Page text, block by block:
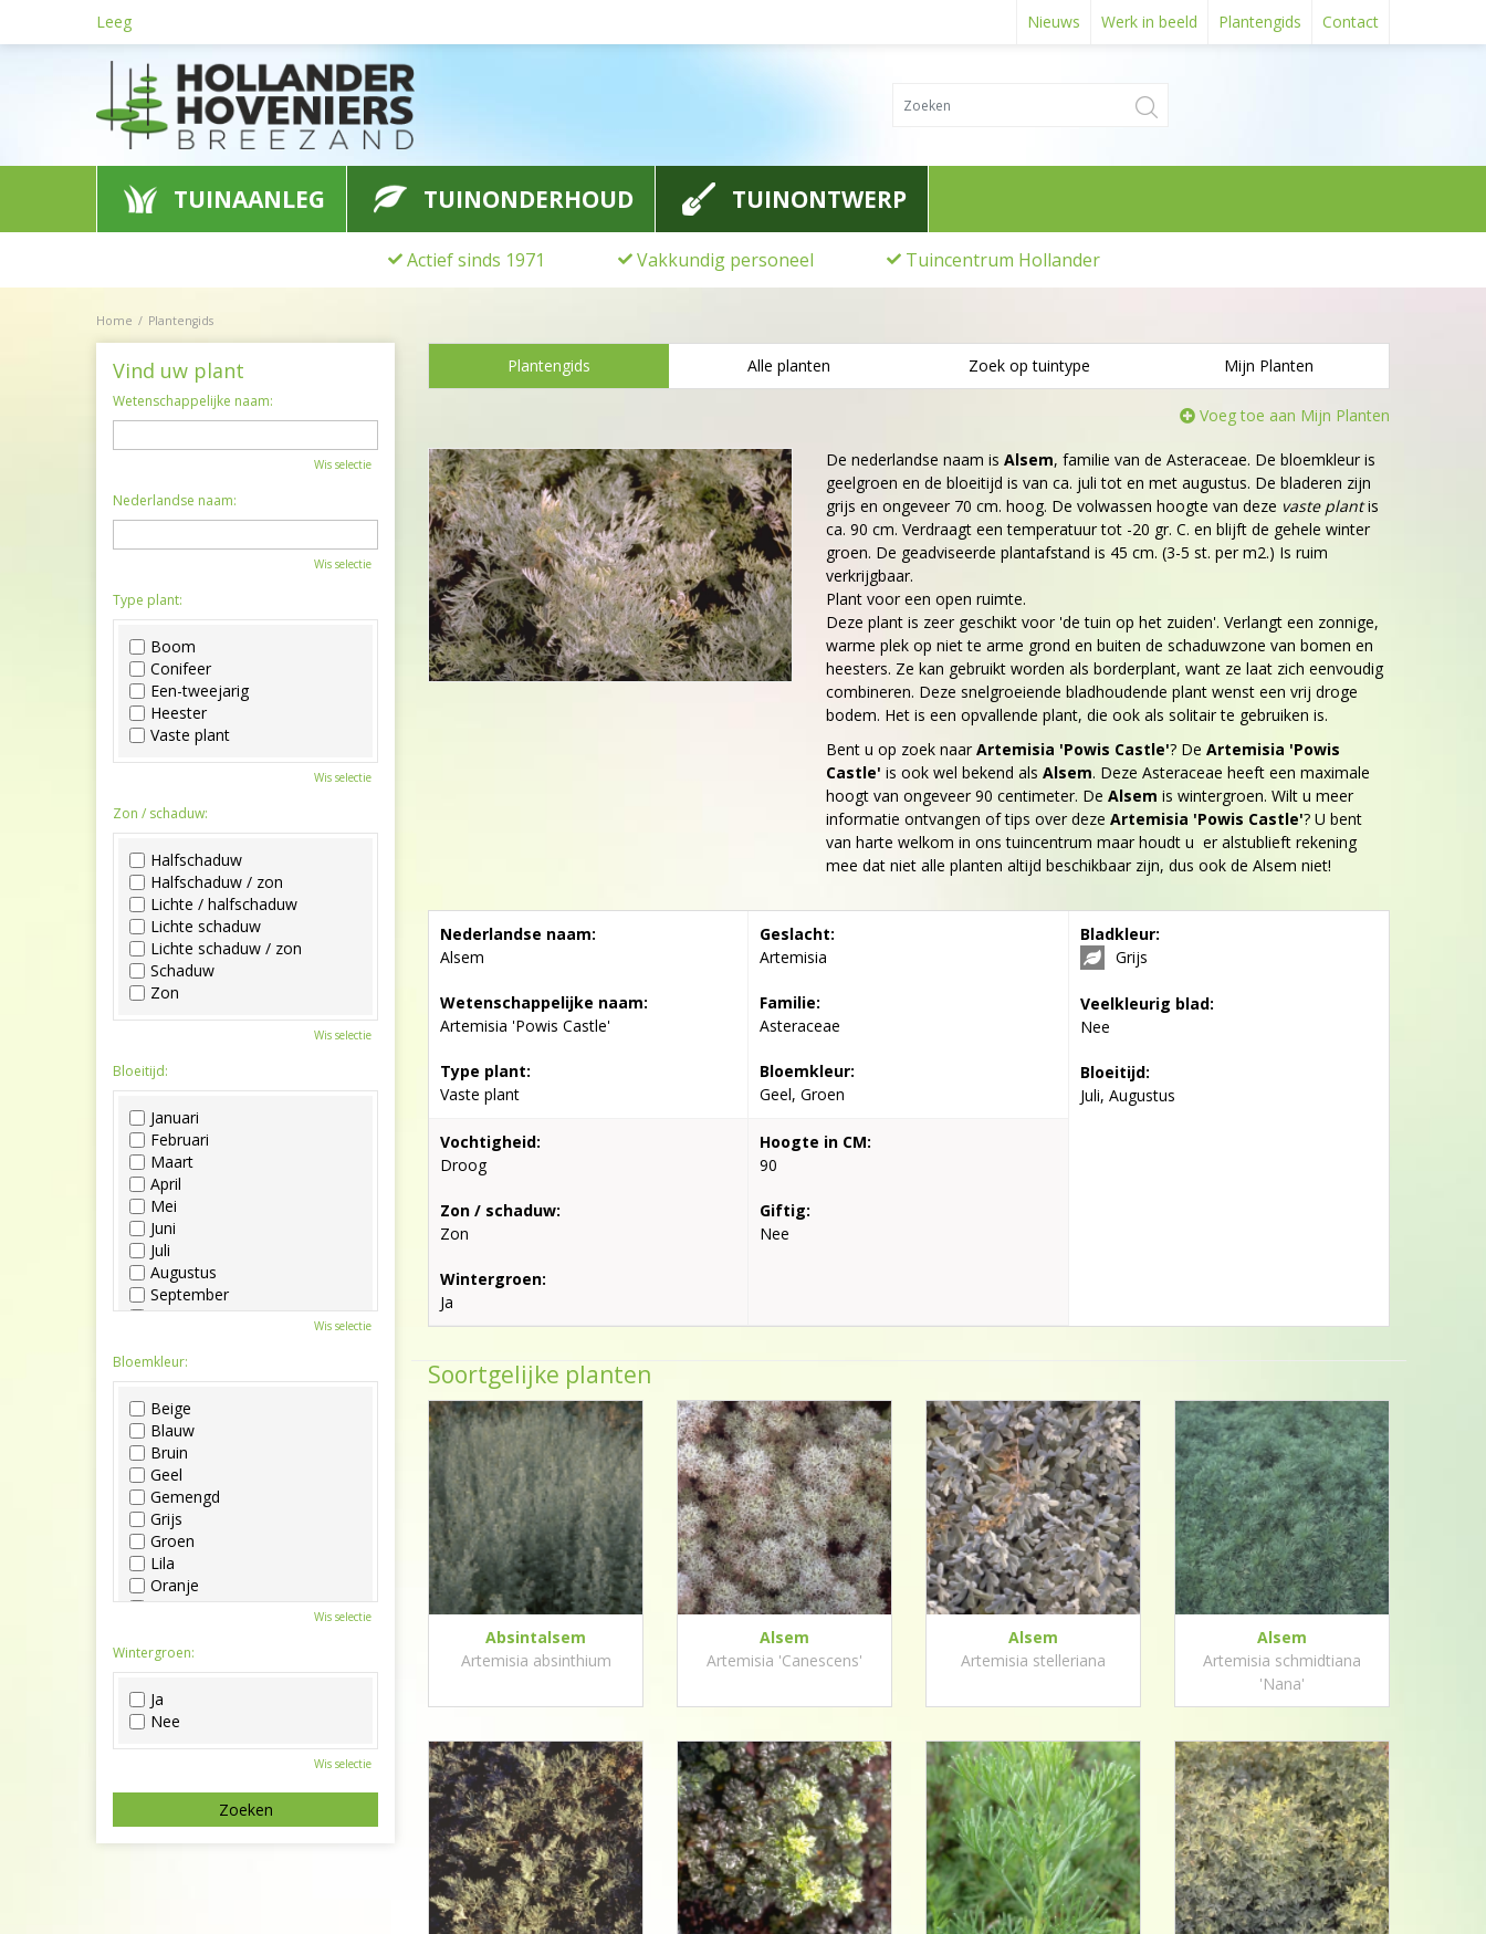
Home Plantengids
Leeg Nieuws Werk in beeld Plantengids Contact
TUINAANLEG TUINONDERHOUD TUINONTWERP
Actief sinds 1971 Vakkundig personeel Tuincentrum Hollander
Plantengids Alle planten Zoek op tuintype Mijn Planten
Voeg toe aan Mijn Planten
De nederlandse naam is Alsem, familie van de Asteraceae. De bloemkleur is
geelgroen en de bloeitijd is van ca. juli tot en met augustus. De bladeren zijn
grijs en ongeveer 70 cm. hoog. De volwassen hoogte van deze vaste plantis
ca. 90 cm. Verdraagt een temperatuur tot -20 gr. C. en blijft de gehele winter
groen. De geadviseerde plantafstand is 45 cm. (3-5 st. per m2.) Is ruim
verkrijgbaar.
Plant voor een open ruimte.
Deze plant is zeer geschikt voor 'de tuin op het zuiden'. Verlangt een zonnige,
warme plek op niet te arme grond en buiten de schaduwzone van bomen en
heesters. Ze kan gebruikt worden als borderplant, want ze laat zich eenvoudig
combineren. Deze snelgroeiende bladhoudende plant wenst een vrij droge
bodem. Het is een opvallende plant, die ook als solitair te gebruiken is.
Bent u op zoek naar Artemisia 'Powis Castle'? De Artemisia 'Powis
Castle' is ook wel bekend als Alsem. Deze Asteraceae heeft een maximale
hoogt van ongeveer 90 centimeter. De Alsem is wintergroen. Wilt u meer
informatie ontvangen of tips over deze Artemisia 'Powis Castle'? U bent
van harte welkom in ons tuincentrum maar houdt u er alstublieft rekening
mee dat niet alle planten altijd beschikbaar zijn, dus ook de Alsem niet!
Nederlandse naam:
Alsem
Wetenschappelijke naam:
Artemisia 'Powis Castle'
Type plant:
Vaste plant
Geslacht:
Artemisia
Familie:
Asteraceae
Bloemkleur:
Geel, Groen
Bladkleur:
Grijs
Veelkleurig blad:
Nee
Bloeitijd:
Juli, Augustus
Vochtigheid:
Droog
Zon / schaduw:
Zon
Wintergroen:
Ja
Hoogte in CM:
90
Giftig:
Nee
Soortgelijke planten
Absintalsem
Artemisia absinthium
Alsem
Artemisia 'Canescens'
Alsem
Artemisia stelleriana
Alsem
Artemisia schmidtiana
'Nana'
Vind uw plant
Wetenschappelijke naam:
Wis selectie
Nederlandse naam:
Wis selectie
Type plant:
Boom
Conifeer
Een-tweejarig
Heester
Vaste plant
Wis selectie
Zon / schaduw:
Halfschaduw
Halfschaduw / zon
Lichte / halfschaduw
Lichte schaduw
Lichte schaduw / zon
Schaduw
Zon
Wis selectie
Bloeitijd:
Januari
Februari
Maart
April
Mei
Juni
Juli
Augustus
September
Oktober
December
Wis selectie
Bloemkleur:
Beige
Blauw
Bruin
Geel
Gemengd
Grijs
Groen
Lila
Oranje
Paars
Roze
Wit
Zwart
Wis selectie
Wintergroen:
Ja
Nee
Wis selectie